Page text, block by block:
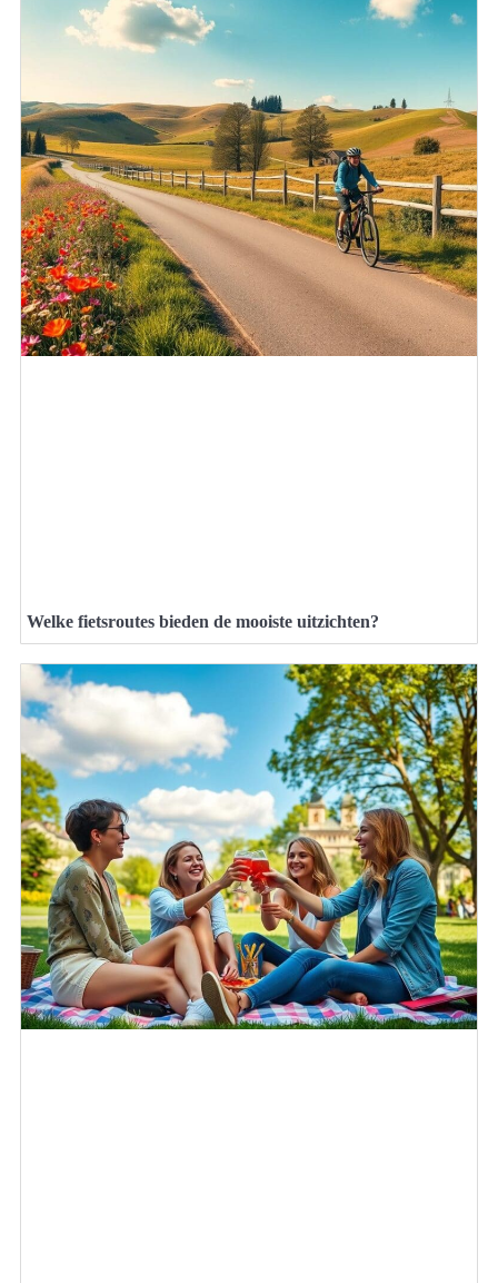
Welke fietsroutes bieden de mooiste uitzichten?